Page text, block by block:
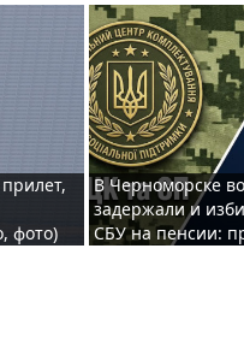
фото)
В Черноморске
задержали и
СБУ на пенсии: